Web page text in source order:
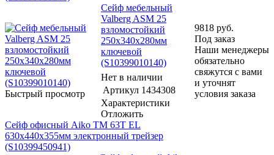
Быстрый просмотр
Сейф мебельный
Valberg ASM 25
взломостойкий
250x340x280мм
ключевой
(S10399010140)
Нет в наличии
Артикул 1434308
Характеристики
Отложить
9818 руб.
Под заказ
Наши менеджеры
обязательно
свяжутся с вами
и уточнят
условия заказа
Сейф офисный Aiko TM 63T EL
630x440x355мм электронный трейзер
(S10399450941)